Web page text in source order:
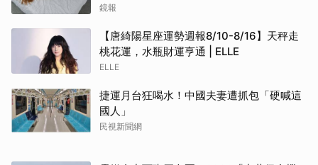
鏡報
【唐綺陽星座運勢週報8/10-8/16】天秤走
桃花運，水瓶財運亨通 | ELLE
ELLE
捷運月台狂喝水！中國夫妻遭抓包「硬喊這
國人」
民視新聞網